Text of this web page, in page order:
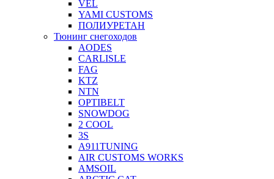
VEL
YAMI CUSTOMS
ПОЛИУРЕТАН
Тюнинг снегоходов
AODES
CARLISLE
FAG
KTZ
NTN
OPTIBELT
SNOWDOG
2 СOOL
3S
A911TUNING
AIR CUSTOMS WORKS
AMSOIL